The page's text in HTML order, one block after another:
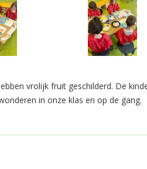
vrolijk fruit geschilderd. De
in onze klas en op de gang.